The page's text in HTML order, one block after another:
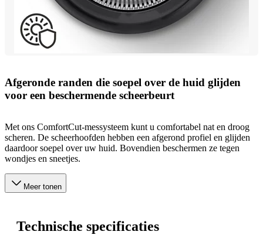
Afgeronde randen die soepel over de huid glijden
voor een beschermende scheerbeurt
Met ons ComfortCut-messysteem kunt u comfortabel nat en droog
scheren. De scheerhoofden hebben een afgerond profiel en glijden
daardoor soepel over uw huid. Bovendien beschermen ze tegen
wondjes en sneetjes.
Meer tonen
Technische specificaties